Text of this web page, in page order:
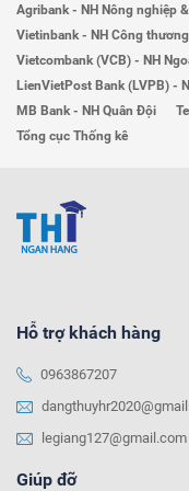
Agribank - NH Nông nghiệp
Vietinbank - NH Công
Vietcombank (VCB) - NH
LienVietPost Bank (LVPB) -
MB Bank - NH Quân Đội
Tổng cục Thống kê
Hỗ trợ khách hàng
0963867207
legiang127@gmail.com
Giúp đỡ